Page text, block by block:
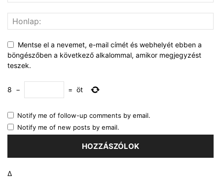
Mentse el a nevemet, e-mail címét és webhelyét ebben a
böngészőben a következő alkalommal, amikor megjegyzést
teszek.
8 − = öt
Notify me of follow-up comments by email.
Notify me of new posts by email.
Δ